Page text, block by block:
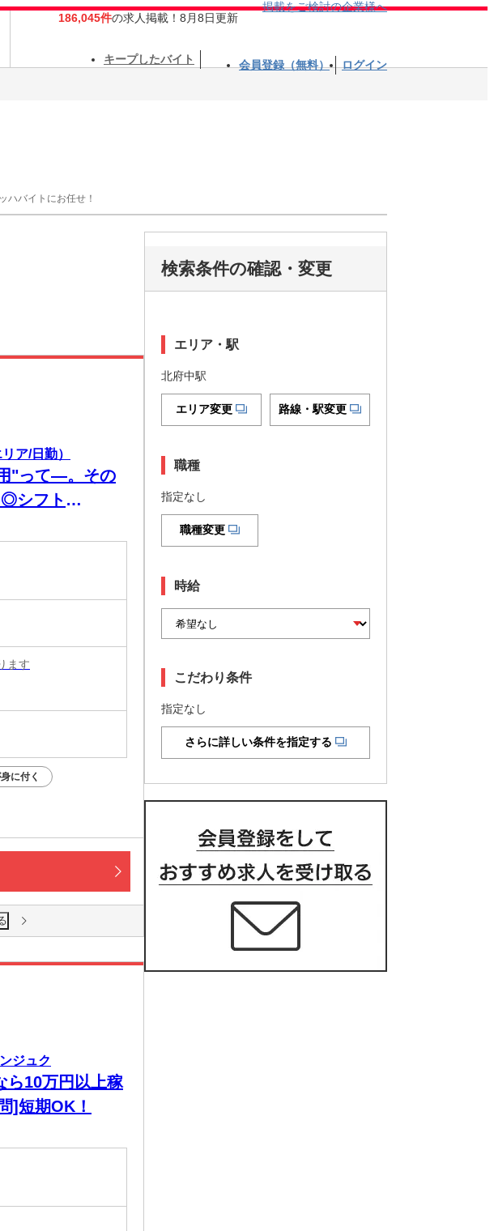
186,045件の求人掲載！8月8日更新
掲載をご検討の企業様へ
キープしたバイト 会員登録（無料） ログイン
ハバイトにお任せ！
ア/日勤）
"って―。その
シフト
ます
に付く
ジュク
10万円以上稼
]短期OK！
検索条件の確認・変更
エリア・駅
北府中駅
エリア変更 路線・駅変更
職種
指定なし
職種変更
時給
こだわり条件
指定なし
さらに詳しい条件を指定する